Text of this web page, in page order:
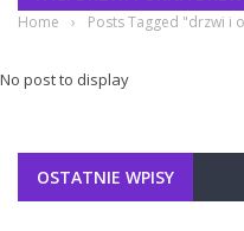
Home › Posts Tagged "drzwi i
No post to display
OSTATNIE WPISY